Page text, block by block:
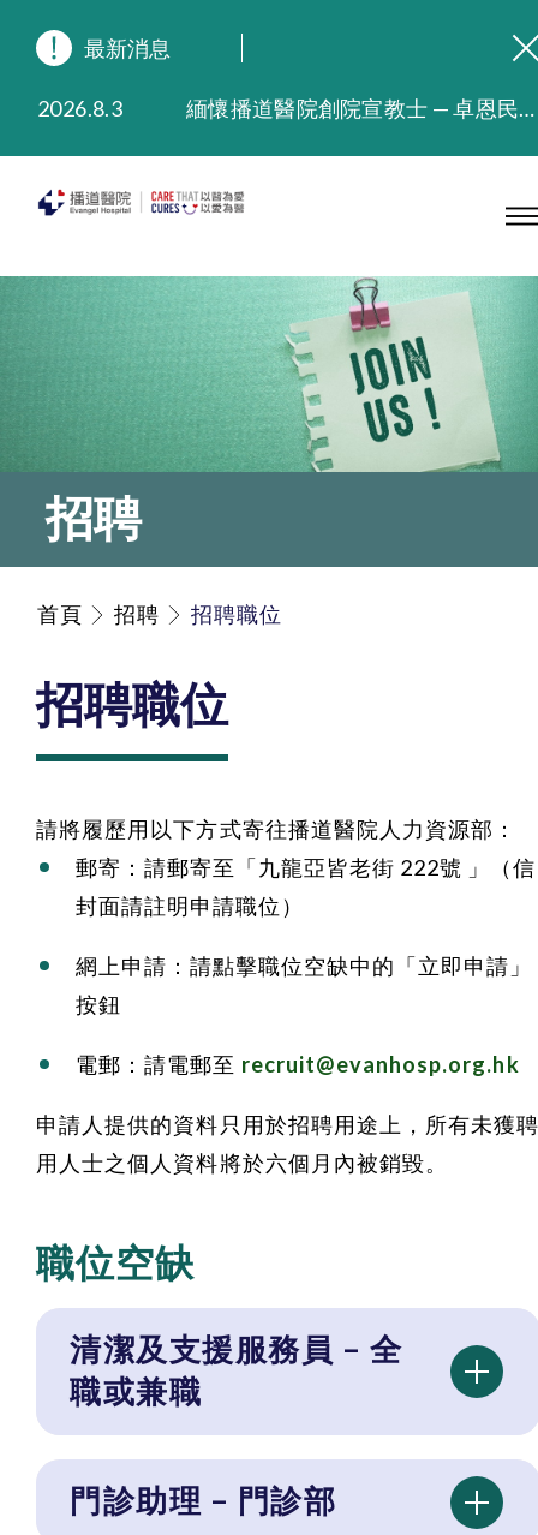
最新消息
2026.8.3
緬懷播道醫院創院宣教士 — 卓恩民醫生香港追思會
2025.9.23
本院在暴雨或颱風警告信號 (包括黑色暴雨及8號或以上熱帶氣旋警告信號) 下，仍會維持有限度服務。如有查詢，可致電2711 5222。
2025.7.21
播道醫院手機App已推出查閱病歷記錄及求診資料功能，請即下載
招聘
首頁 招聘 招聘職位
招聘職位
請將履歷用以下方式寄往播道醫院人力資源部：
郵寄：請郵寄至「九龍亞皆老街 222號 」（信
封面請註明申請職位）
網上申請：請點擊職位空缺中的「立即申請」
按鈕
電郵：請電郵至 recruit@evanhosp.org.hk
申請人提供的資料只用於招聘用途上，所有未獲
用人士之個人資料將於六個月內被銷毀。
職位空缺
清潔及支援服務員 – 全
職或兼職
門診助理 – 門診部